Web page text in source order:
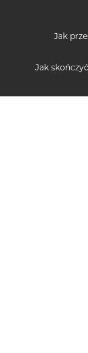
Jak
Jak